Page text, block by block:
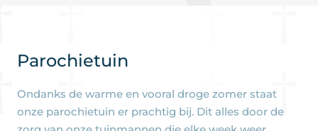
Parochietuin
Ondanks de warme en vooral droge zomer staat
onze parochietuin er prachtig bij. Dit alles door de